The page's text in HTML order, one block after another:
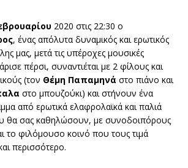
2020 στις 22:30 ο
, ένας απόλυτα δυναμικός και ερωτικός
μας, μετά τις υπέροχες μουσικές
πέρσι, συναντιέται με 2 φίλους και
(τον Θέμη Παπαμηνά στο πιάνο και
στο μπουζούκι) και στήνουν ένα
από ερωτικά ελαφρολαϊκά και παλιά
θα σας καθηλώσουν, με συνοδοιπόρους
το φιλόμουσο κοινό που τους τιμά
περισσότερο.